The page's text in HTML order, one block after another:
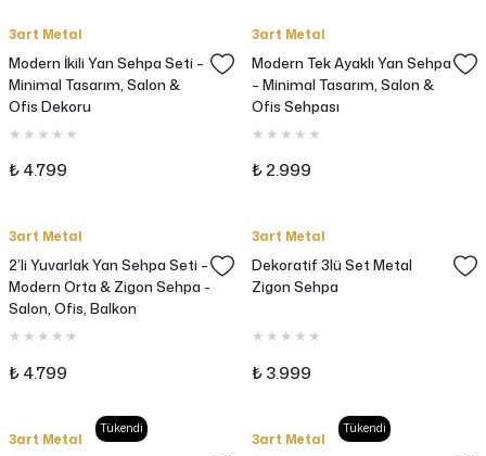
3art Metal
Modern İkili Yan Sehpa Seti –
Minimal Tasarım, Salon &
Ofis Dekoru
₺ 4.799
3art Metal
Modern Tek Ayaklı Yan Sehpa
– Minimal Tasarım, Salon &
Ofis Sehpası
₺ 2.999
3art Metal
2’li Yuvarlak Yan Sehpa Seti –
Modern Orta & Zigon Sehpa -
Salon, Ofis, Balkon
₺ 4.799
3art Metal
Dekoratif 3lü Set Metal
Zigon Sehpa
₺ 3.999
Tükendi
3art Metal
Tükendi
3art Metal